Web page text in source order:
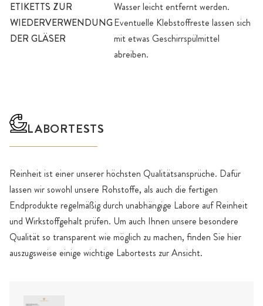
ETIKETTS ZUR
WIEDERVERWENDUNG
DER GLÄSER
Wasser leicht entfernt werden.
Eventuelle Klebstoffreste lassen sich
mit etwas Geschirrspülmittel
abreiben.
LABORTESTS
Reinheit ist einer unserer höchsten Qualitätsansprüche. Dafür
lassen wir sowohl unsere Rohstoffe, als auch die fertigen
Endprodukte regelmäßig durch unabhängige Labore auf Reinheit
und Wirkstoffgehalt prüfen. Um auch Ihnen unsere besondere
Qualität so transparent wie möglich zu machen, finden Sie hier
auszugsweise einige wichtige Labortests zur Ansicht.